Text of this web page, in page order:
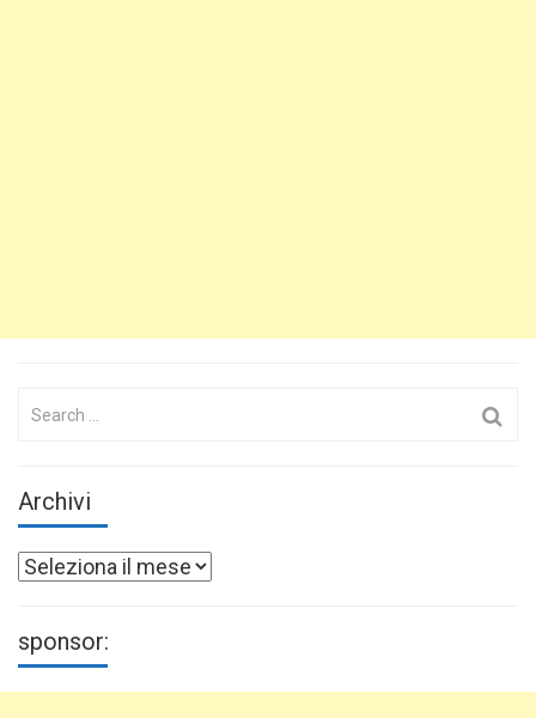
Search
Archivi
Archivi
sponsor: